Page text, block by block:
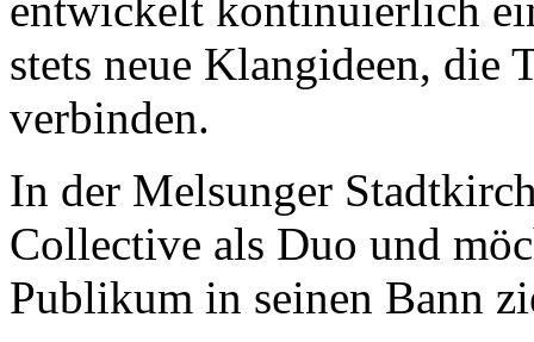
stets neue Klangideen,
verbinden.
In der Melsunger
Collective als Duo und
Publikum in seinen Bann